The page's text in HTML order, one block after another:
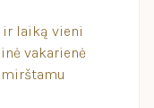
laiką vieni
vakarienė